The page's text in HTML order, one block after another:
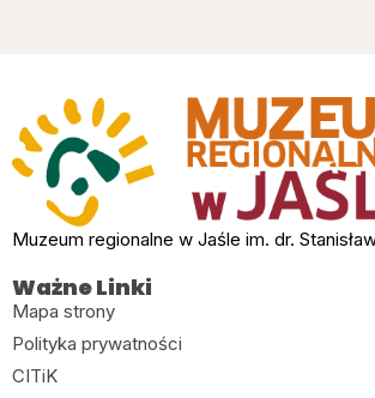
Muzeum regionalne w Jaśle im. dr.
Ważne Linki
Mapa strony
Polityka prywatności
CITiK